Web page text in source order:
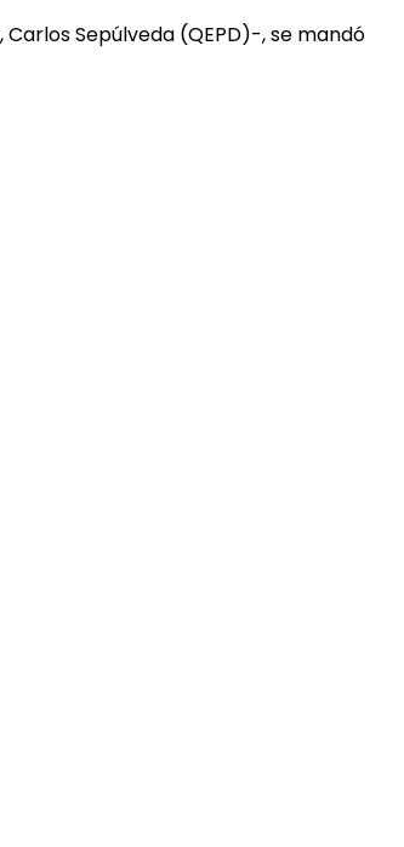
Sepúlveda (QEPD)-, se mandó